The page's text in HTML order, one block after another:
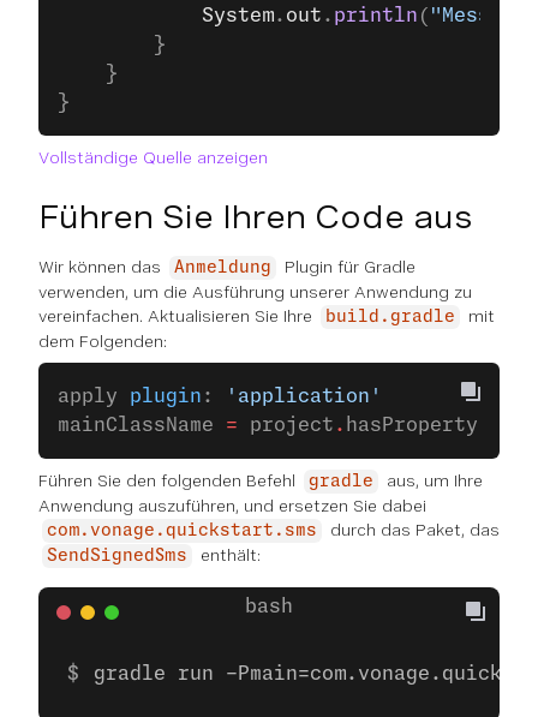
            System
. out . println (
        }
    }
}
Vollständige Quelle anzeigen
Führen Sie Ihren Code aus
Wir können das Anmeldung
Plugin für Gradle
verwenden, um die Ausführung unserer Anwendung zu
vereinfachen. Aktualisieren Sie Ihre
build.gradle
mit
dem Folgenden:
apply plugin :
'application'
mainClassName = project . hasProperty(
Führen Sie den folgenden Befehl gradle
aus, um Ihre
Anwendung auszuführen, und ersetzen Sie dabei
com.vonage.quickstart.sms durch das Paket, das
SendSignedSms enthält:
gradle run -